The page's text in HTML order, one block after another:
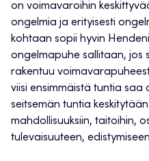
on voimavaroihin
ongelmia ja erityisesti
kohtaan sopii hyvin
ongelmapuhe sallitaan, jos
rakentuu
viisi ensimmäistä tuntia
seitsemän tuntia
mahdollisuuksiin, taitoihin,
tulevaisuuteen,